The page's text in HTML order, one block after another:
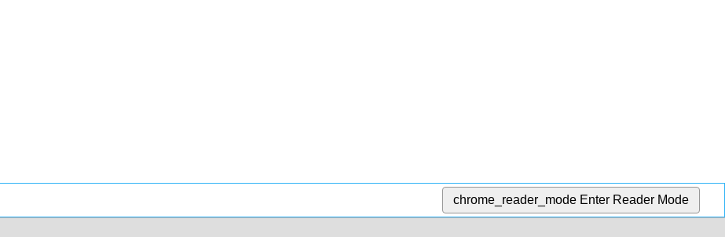
chrome_reader_mode Enter Reader Mode